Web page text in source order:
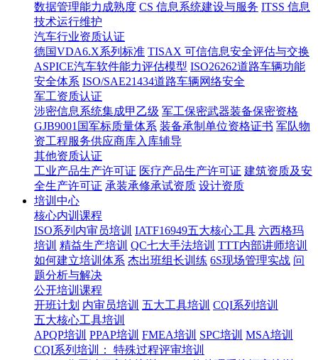
数据管理能力成熟度 CS 信息系统建设与服务 ITSS 信息
技术运行维护
汽车行业资质认证
德国VDA6.X系列标准 TISAX 可信信息安全评估与交换
ASPICE汽车软件能力评估模型 ISO26262道路车辆功能
安全体系 ISO/SAE21434道路车辆网络安全
军工资质认证
涉密信息系统集成甲乙级 军工保密武器装备保密资格
GJB9001国军标质量体系 装备承制单位资格证书 军队物
资工程服务供应商库入库辅导
其他资质认证
工业产品生产许可证 医疗产品生产许可证 建筑资质及安
全生产许可证 承装承修承试资质 设计资质
培训中心
核心内训课程
ISO系列内审员培训 IATF16949五大核心工具 六西格玛
培训 精益生产培训 QC七大手法培训 TTT内部讲师培训
如何建立培训体系 杰出班组长训练 6S现场管理实战 问
题分析与解决
公开培训课程
开班计划 内审员培训 五大工具培训 CQI系列培训
五大核心工具培训
APQP培训 PPAP培训 FMEA培训 SPC培训 MSA培训
CQI系列培训： 特殊过程评审培训